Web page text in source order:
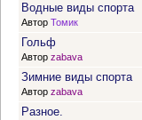
Водные виды спорта
Автор Томик
Гольф
Автор zabava
Зимние виды спорта
Автор zabava
Разное.